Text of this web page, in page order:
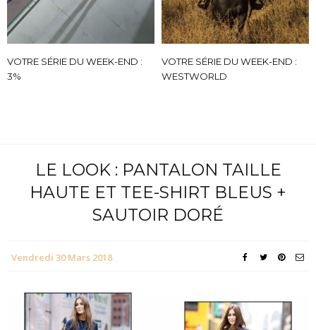
VOTRE SÉRIE DU WEEK-END :
3%
VOTRE SÉRIE DU WEEK-END :
WESTWORLD
LE LOOK : PANTALON TAILLE
HAUTE ET TEE-SHIRT BLEUS +
SAUTOIR DORÉ
Vendredi 30 Mars 2018